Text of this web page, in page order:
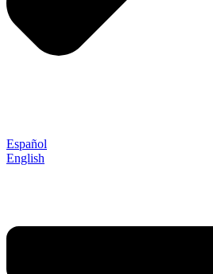
Español
English